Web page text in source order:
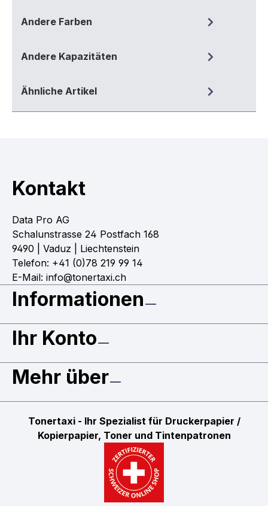
Andere Farben
Andere Kapazitäten
Ähnliche Artikel
Kontakt
Data Pro AG
Schalunstrasse 24 Postfach 168
9490 | Vaduz | Liechtenstein
Telefon: +41 (0)78 219 99 14
E-Mail: info@tonertaxi.ch
Informationen
Ihr Konto
Mehr über
Tonertaxi - Ihr Spezialist für Druckerpapier /
Kopierpapier, Toner und Tintenpatronen